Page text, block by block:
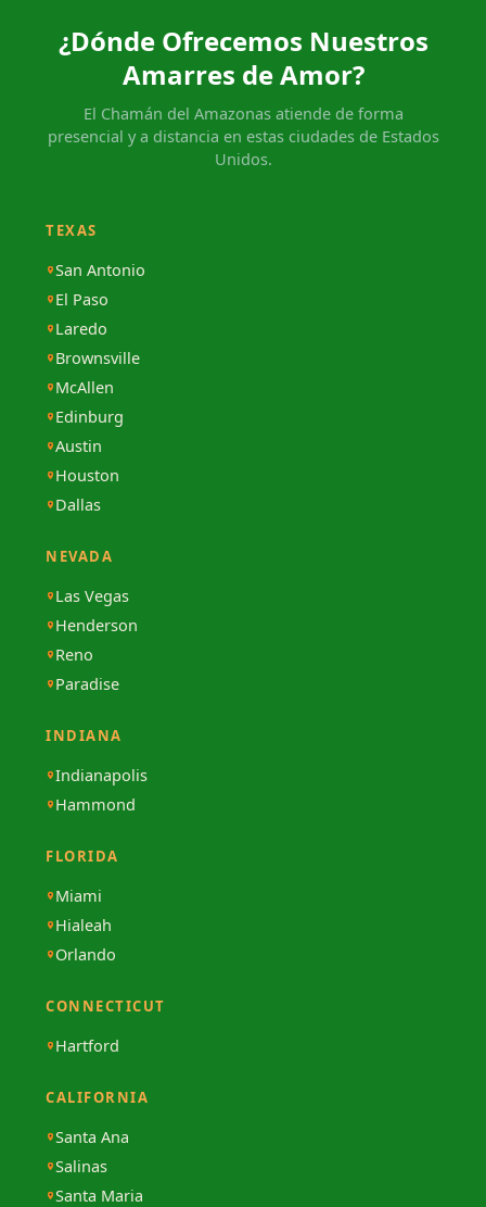
¿Dónde Ofrecemos Nuestros
Amarres de Amor?
El Chamán del Amazonas atiende de forma
presencial y a distancia en estas ciudades de Estados
Unidos.
TEXAS
San Antonio
El Paso
Laredo
Brownsville
McAllen
Edinburg
Austin
Houston
Dallas
NEVADA
Las Vegas
Henderson
Reno
Paradise
INDIANA
Indianapolis
Hammond
FLORIDA
Miami
Hialeah
Orlando
CONNECTICUT
Hartford
CALIFORNIA
Santa Ana
Salinas
Santa Maria